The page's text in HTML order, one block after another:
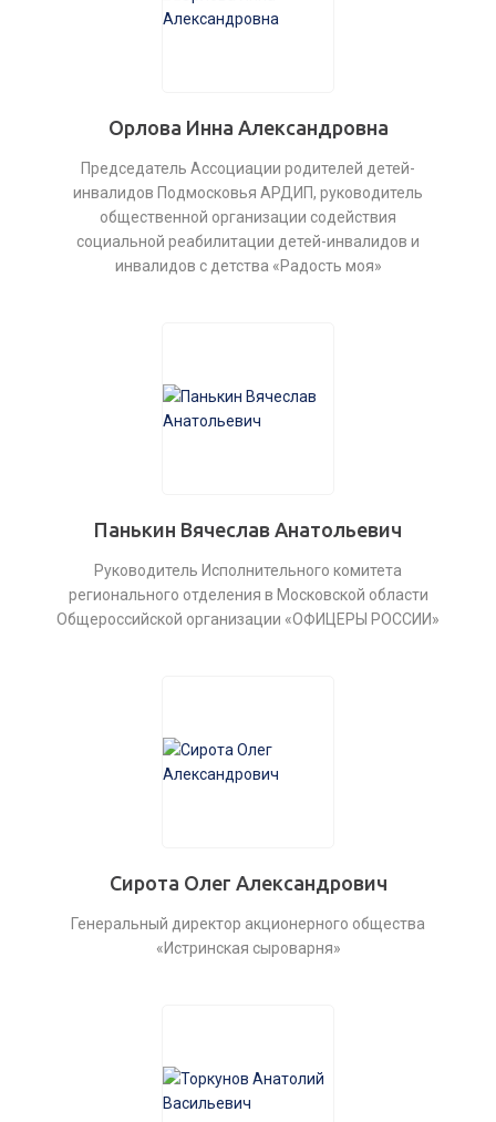
Орлова Инна Александровна
Председатель Ассоциации родителей детей-
инвалидов Подмосковья АРДИП, руководитель
общественной организации содействия
социальной реабилитации детей-инвалидов и
инвалидов с детства «Радость моя»
Панькин Вячеслав Анатольевич
Руководитель Исполнительного комитета
регионального отделения в Московской области
Общероссийской организации «ОФИЦЕРЫ РОССИИ»
Сирота Олег Александрович
Генеральный директор акционерного общества
«Истринская сыроварня»